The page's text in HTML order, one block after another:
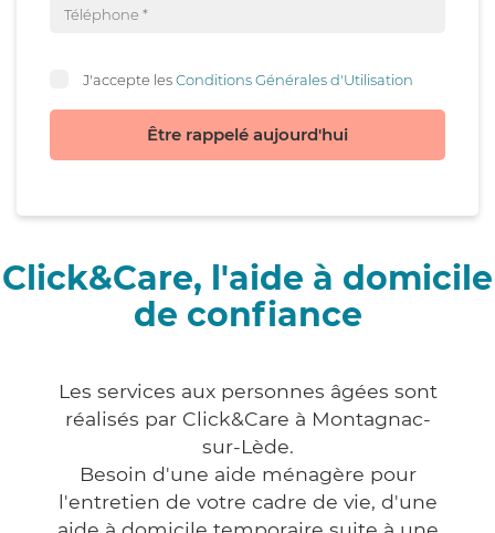
J'accepte lesConditions Générales d'Utilisation
Être rappelé aujourd'hui
Click&Care, l'aide à domicile
de confiance
Les services aux personnes âgées sont
réalisés par Click&Care à Montagnac-
sur-Lède.
Besoin d'une aide ménagère pour
l'entretien de votre cadre de vie, d'une